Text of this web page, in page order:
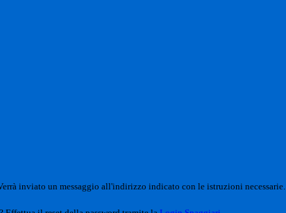
inviato un messaggio all'indirizzo indicato con le istruzioni necessarie.